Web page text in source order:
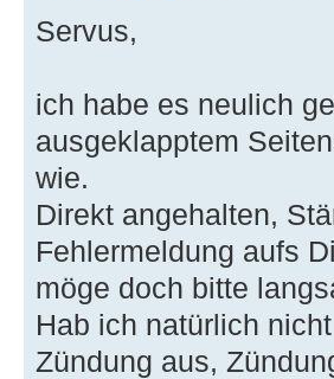
Servus,
ich habe es neulich
ausgeklapptem
wie.
Direkt angehalten,
Fehlermeldung aufs
möge doch bitte
Hab ich natürlich
Zündung aus,